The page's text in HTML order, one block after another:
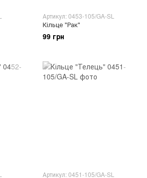
Артикул: 0453-105/GA-SL
Кільце "Рак"
99 грн
Артикул: 0451-105/GA-SL